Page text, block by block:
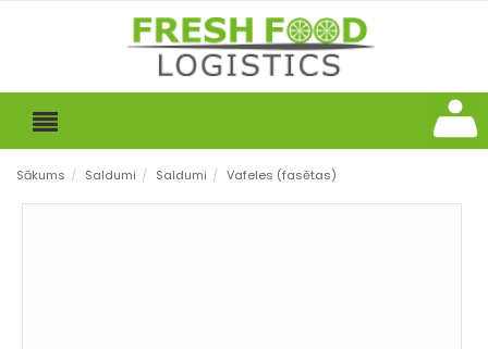
Sākums / Saldumi / Saldumi / Vafeles (fasētas)